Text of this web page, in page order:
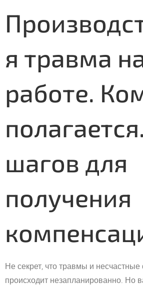
я травма
работе.
шагов для
получения
Не секрет, что травмы и несчастные
происходит незапланированно. Но